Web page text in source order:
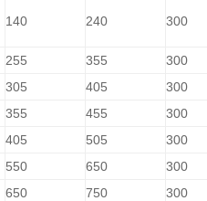
140 240 300
255 355 300
305 405 300
355 455 300
405 505 300
550 650 300
650 750 300